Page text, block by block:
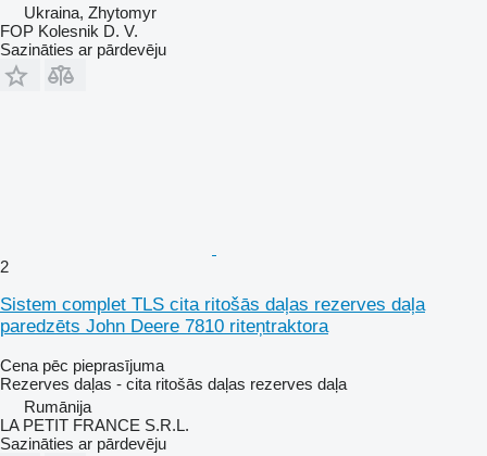
Ukraina, Zhytomyr
FOP Kolesnik D. V.
Sazināties ar pārdevēju
2
Sistem complet TLS cita ritošās daļas rezerves daļa
paredzēts John Deere 7810 riteņtraktora
Cena pēc pieprasījuma
Rezerves daļas - cita ritošās daļas rezerves daļa
Rumānija
LA PETIT FRANCE S.R.L.
Sazināties ar pārdevēju